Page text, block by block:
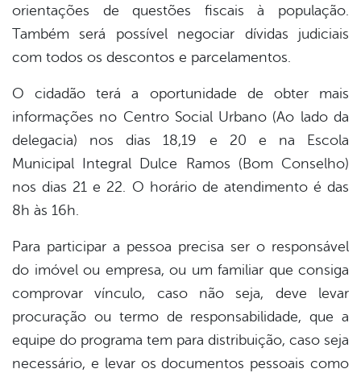
orientações de questões fiscais à população.
Também será possível negociar dívidas judiciais
com todos os descontos e parcelamentos.
O cidadão terá a oportunidade de obter mais
informações no Centro Social Urbano (Ao lado da
delegacia) nos dias 18,19 e 20 e na Escola
Municipal Integral Dulce Ramos (Bom Conselho)
nos dias 21 e 22. O horário de atendimento é das
8h às 16h.
Para participar a pessoa precisa ser o responsável
do imóvel ou empresa, ou um familiar que consiga
comprovar vínculo, caso não seja, deve levar
procuração ou termo de responsabilidade, que a
equipe do programa tem para distribuição, caso seja
necessário, e levar os documentos pessoais como